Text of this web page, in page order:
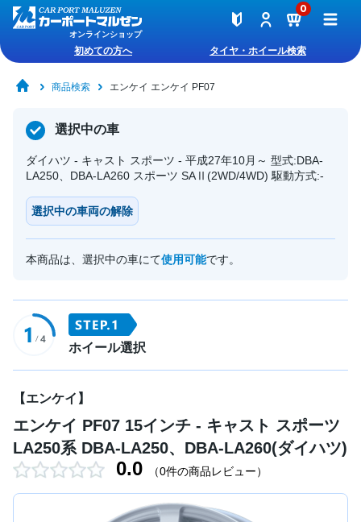
オンラインショップ
0
初めての方へ タイヤ・ホイール検索
商品検索 エンケイ エンケイ PF07
選択中の車
ダイハツ - キャスト スポーツ - 平成27年10月～ 型式:DBA-
LA250、DBA-LA260 スポーツ SAⅡ(2WD/4WD) 駆動方式:-
選択中の車両の解除
本商品は、選択中の車にて使用可能です。
ホイール選択
【エンケイ】
エンケイ PF07 15インチ - キャスト スポーツ
LA250系 DBA-LA250、DBA-LA260(ダイハツ)
0.0 （0件の商品レビュー）